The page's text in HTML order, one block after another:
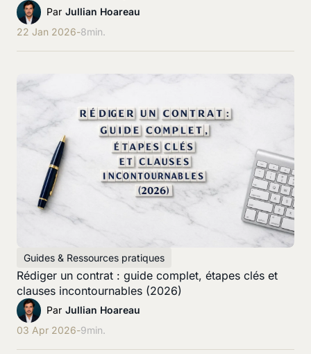
Par Jullian Hoareau
22 Jan 2026-8min.
Guides & Ressources pratiques
Rédiger un contrat : guide complet, étapes clés et
clauses incontournables (2026)
Par Jullian Hoareau
03 Apr 2026-9min.